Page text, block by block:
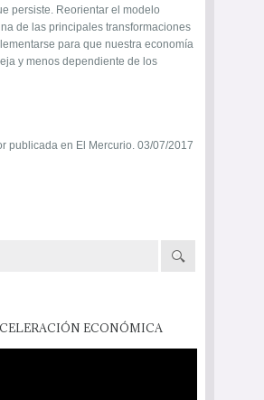
persiste. Reorientar el modelo
de las principales transformaciones
para que nuestra economía
y menos dependiente de los
publicada en El Mercurio. 03/07/2017
ECONÓMICA